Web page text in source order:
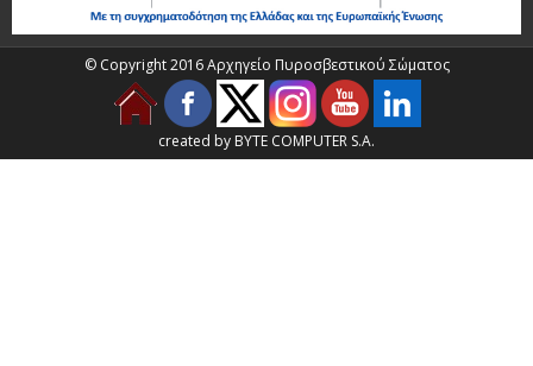
© Copyright 2016 Αρχηγείο Πυροσβεστικού Σώματος
created by BYTE COMPUTER S.A.